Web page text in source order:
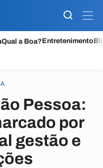
Qual a Boa?Entretenimento
Pessoa:
por
gestão e